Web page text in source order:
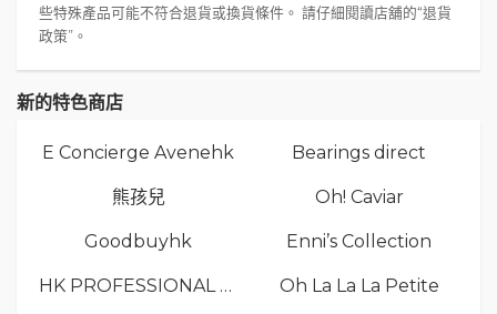
些特殊產品可能不符合退貨或換貨條件。 請仔細閱讀店舖的“退貨
政策”。
新的特色商店
E Concierge Avenehk Bearings direct
熊孩兒 Oh! Caviar
Goodbuyhk Enni’s Collection
HK PROFESSIONAL TV LIMITED Oh La La La Petite